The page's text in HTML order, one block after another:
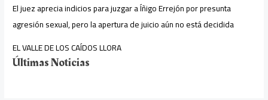
El juez aprecia indicios para juzgar a Íñigo Errejón por presunta
agresión sexual, pero la apertura de juicio aún no está decidida
EL VALLE DE LOS CAÍDOS LLORA
Últimas Noticias